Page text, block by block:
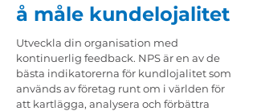
å måle kundelojalitet
Utveckla din organisation med
kontinuerlig feedback. NPS är en av de
bästa indikatorerna för kundlojalitet som
används av företag runt om i världen för
att kartlägga, analysera och förbättra